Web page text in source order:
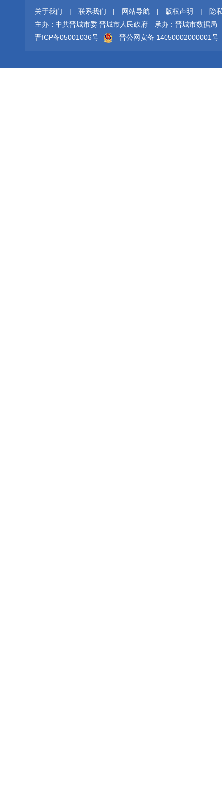
关于我们 | 联系我们 | 网站导航 | 版权声明 |
隐
主办：中共晋城市委 晋城市人民政府
承办：晋城市数据局
晋ICP备05001036号
晋公网安备 14050002000001号